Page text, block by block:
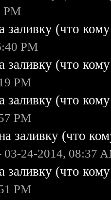
PM
заливку (что
PM
заливку (что
PM
заливку (что
PM
заливку (что
03-24-2014, 08:37
заливку (что
PM